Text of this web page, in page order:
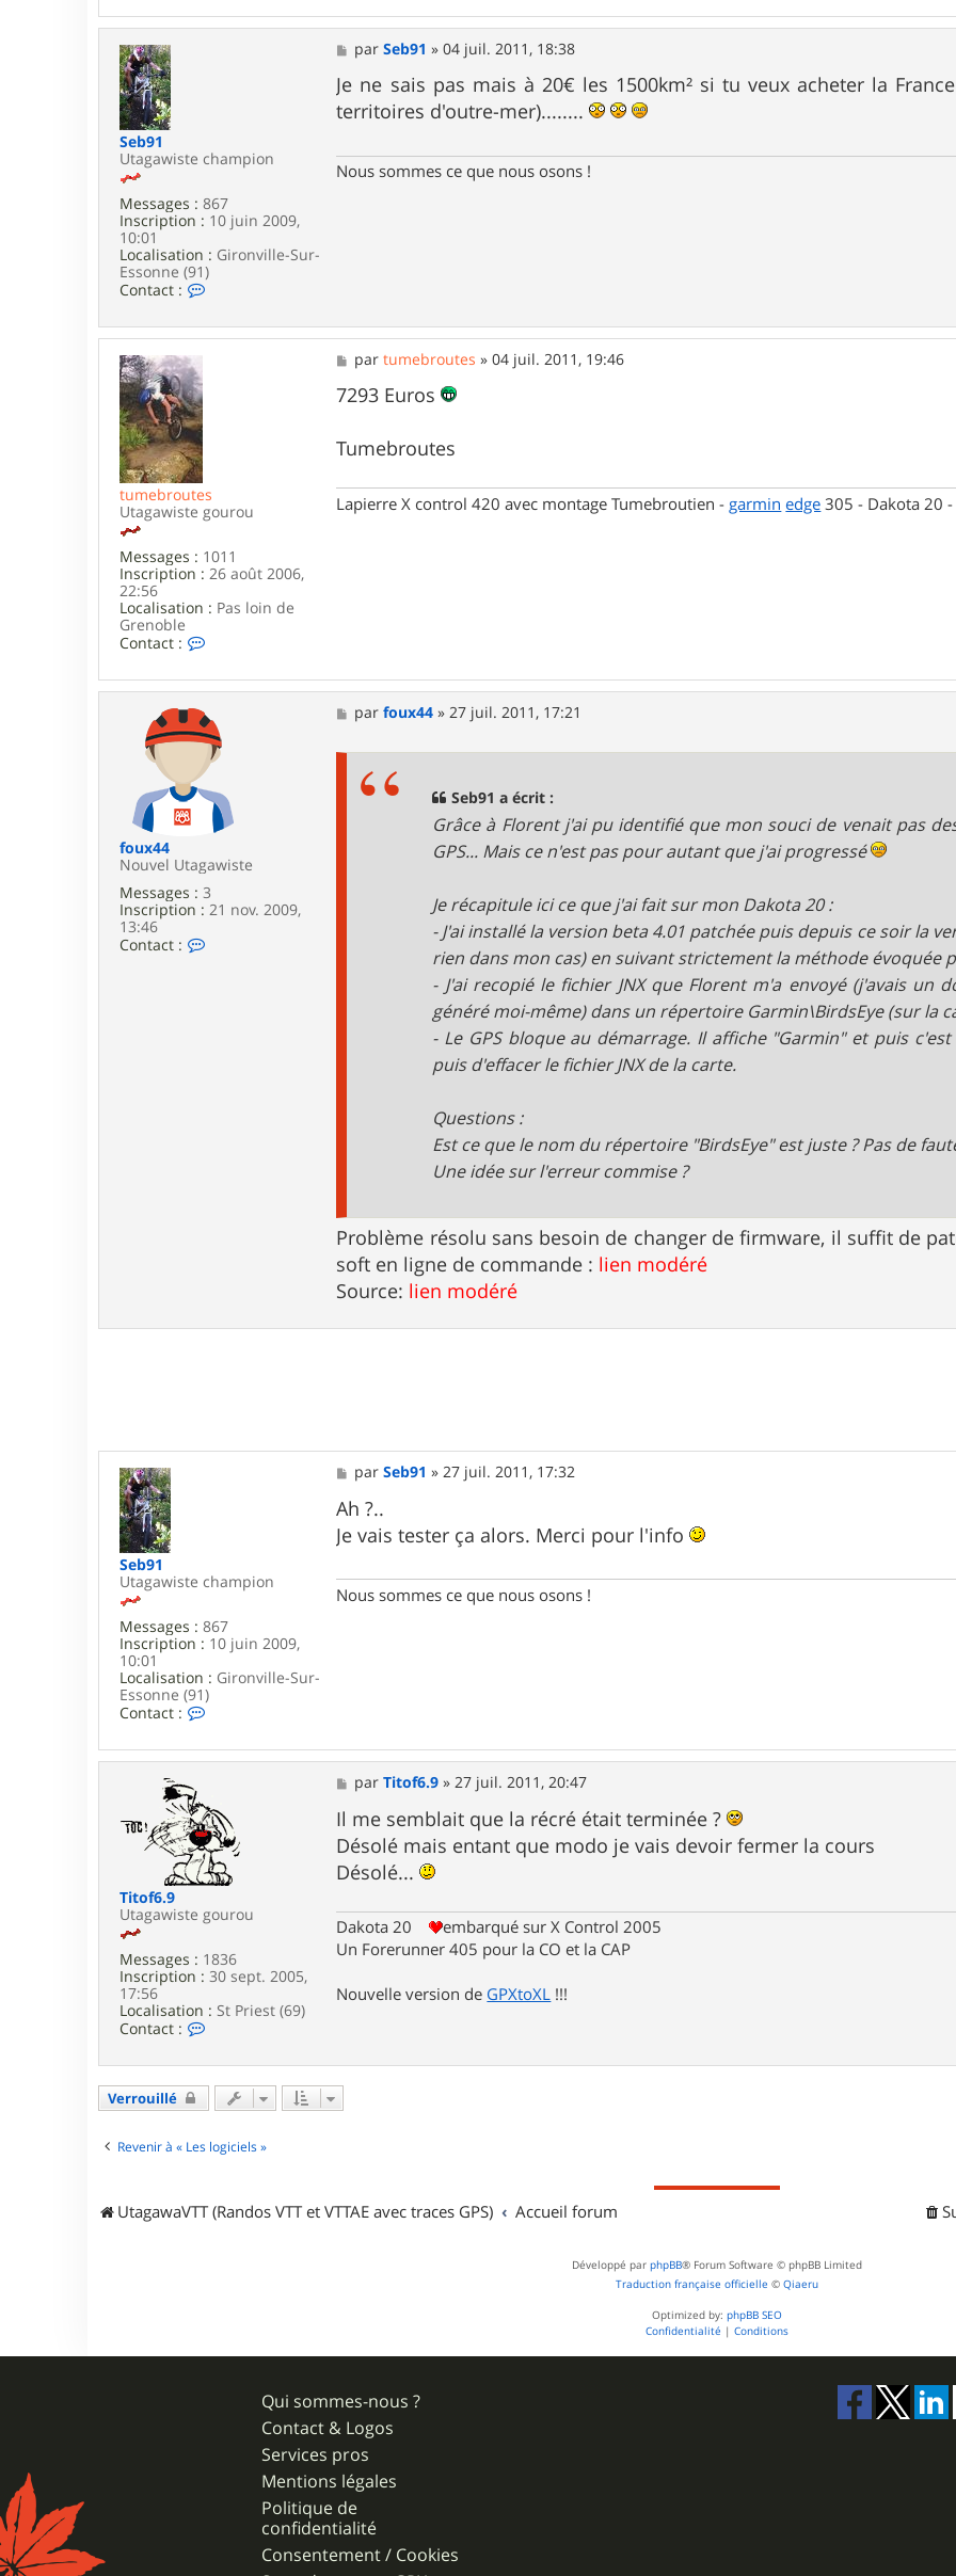
n
t
c
o
t
e
Seb91
Utagawiste champion
Messages : 867
Inscription : 10 juin 2009,
10:01
Localisation : Gironville-Sur-
Essonne (91)
Contact :
t
9
1
M
e
s
s
a
parSeb91 »04 juil. 2011, 18:38
Je ne sais pas mais à 20€ les 1500km² si tu veux acheter la
territoires d'outre-mer)........
Nous sommes ce que nous osons !
tumebroutes
Utagawiste gourou
Messages : 1011
Inscription : 26 août 2006,
22:56
Localisation : Pas loin de
Grenoble
Contact :
n
t
c
t
e
t
u
m
b
o
u
M
e
s
s
g
e
partumebroutes »04 juil. 2011, 19:46
7293 Euros
Tumebroutes
Lapierre X control 420 avec montage Tumebroutien - garmin edge 305 - Dakota 20
foux44
Nouvel Utagawiste
Messages : 3
Inscription : 21 nov. 2009,
13:46
Contact :
M
e
parfoux44 »27 juil. 2011, 17:21
Seb91 a écrit :
Grâce à Florent j'ai pu identifié que mon souci de venait pas
GPS... Mais ce n'est pas pour autant que j'ai progressé
Je récapitule ici ce que j'ai fait sur mon Dakota 20 :
- J'ai installé la version beta 4.01 patchée puis depuis ce soir la
rien dans mon cas) en suivant strictement la méthode évoquée
- J'ai recopié le fichier JNX que Florent m'a envoyé (j'avais un
généré moi-même) dans un répertoire Garmin\BirdsEye (sur la
- Le GPS bloque au démarrage. Il affiche "Garmin" et puis
puis d'effacer le fichier JNX de la carte.
Questions :
Est ce que le nom du répertoire "BirdsEye" est juste ? Pas de
Une idée sur l'erreur commise ?
Problème résolu sans besoin de changer de firmware, il suffit de
soft en ligne de commande : lien modéré
Source: lien modéré
Seb91
Utagawiste champion
Messages : 867
Inscription : 10 juin 2009,
10:01
Localisation : Gironville-Sur-
Essonne (91)
Contact :
n
t
t
e
r
S
e
9
M
e
s
s
a
parSeb91 »27 juil. 2011, 17:32
Ah ?..
Je vais tester ça alors. Merci pour l'info
Nous sommes ce que nous osons !
Titof6.9
Utagawiste gourou
Messages : 1836
Inscription : 30 sept. 2005,
17:56
Localisation : St Priest (69)
Contact :
c
e
t
M
e
s
s
a
g
e
parTitof6.9 »27 juil. 2011, 20:47
Il me semblait que la récré était terminée ?
Désolé mais entant que modo je vais devoir fermer la cours
Désolé...
Dakota 20
embarqué sur X Control 2005
Un Forerunner 405 pour la CO et la CAP
Nouvelle version de GPXtoXL !!!
Verrouillé
Revenir à « Les logiciels »
UtagawaVTT (Randos VTT et VTTAE avec traces GPS) Accueil forum
Développé par phpBB® Forum Software © phpBB Limited
Traduction française officielle © Qiaeru
Optimized by: phpBB SEO
Confidentialité | Conditions
Qui sommes-nous ?
Contact & Logos
Services pros
Mentions légales
Politique de
confidentialité
Consentement / Cookies